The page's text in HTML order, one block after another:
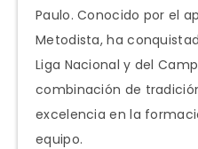
Paulo. Conocido por el
Metodista, ha
Liga Nacional y del
combinación de
excelencia en la
equipo.